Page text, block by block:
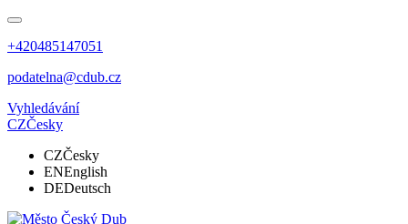
+420485147051
podatelna@cdub.cz
Vyhledávání
CZČesky
CZČesky
ENEnglish
DEDeutsch